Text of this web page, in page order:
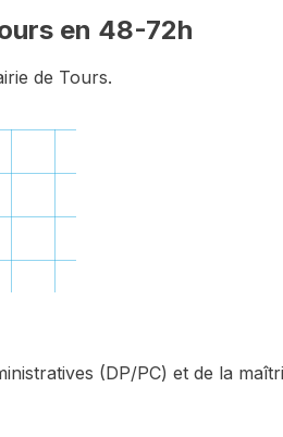
en 48-72h
de Tours.
(DP/PC) et de la